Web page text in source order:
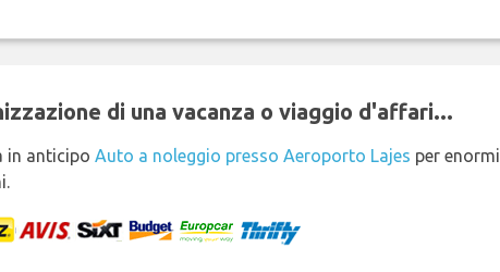
di una vacanza o viaggio d'affari...
in anticipo Auto a noleggio presso Aeroporto Lajes per enormi